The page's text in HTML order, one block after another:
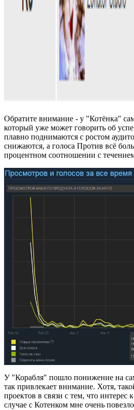
Обратите внимание - у "Котёнка"
который уже может говорить об
плавно поднимаются с ростом
снижаются, а голоса Против всё
процентном соотношении с
У "Корабля" пошло понижение на
так привлекает внимание. Хотя,
проектов в связи с тем, что интерес
случае с Котенком мне очень